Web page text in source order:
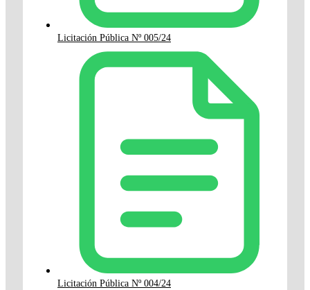
Licitación Pública Nº 005/24
Licitación Pública Nº 004/24